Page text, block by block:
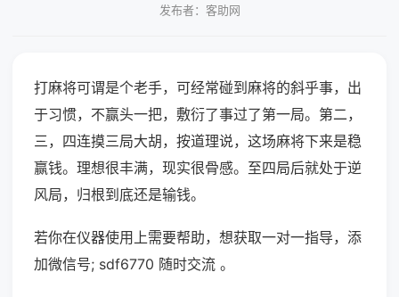
发布者：客助网
打麻将可谓是个老手，可经常碰到麻将的斜乎事，出
于习惯，不赢头一把，敷衍了事过了第一局。第二，
三，四连摸三局大胡，按道理说，这场麻将下来是稳
赢钱。理想很丰满，现实很骨感。至四局后就处于逆
风局，归根到底还是输钱。
若你在仪器使用上需要帮助，想获取一对一指导，添
加微信号; sdf6770 随时交流 。